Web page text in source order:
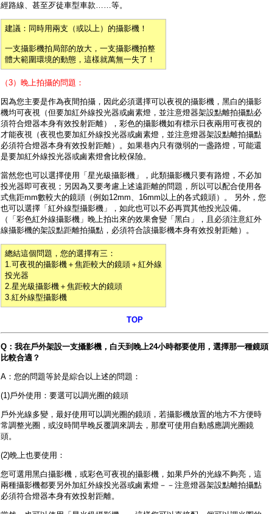
經路線、甚至歹徒車型車款……等。
建議：同時用兩支（或以上）的攝影機！
一支攝影機拍局部的放大，一支攝影機拍整
體大範圍環境的動態，這樣就萬無一失了！
（3）晚上拍攝的問題：
因為您主要是作為夜間拍攝，因此必須選擇可以夜視的攝影機，黑白的攝影
機均可夜視（但要加紅外線投光器或鹵素燈 ，並注意燈器架設點離拍攝點必
須符合燈器本身有效投射距離），彩色的攝影機如有標示日夜兩用可夜視的
才能夜視（夜視也要加紅外線投光器或鹵素燈 ，並注意燈器架設點離拍攝點
必須符合燈器本身有效投射距離）。如果巷內只有微弱的一盏路燈，可能還
是要加紅外線投光器或鹵素燈會比較保險。
當然您也可以選擇使用「 星光級攝影機 」，此類攝影機只要有路燈，不必加
投光器即可夜視；另因為又要考慮上述遠距離的問題，所以可以配合使用各
式焦距mm數較大的鏡頭（例如12mm、16mm以上的各式鏡頭）。 另外，您
也可以選擇「 紅外線型攝影機 」，如此也可以不必再買其他投光設備。
（「彩色紅外線攝影機」晚上拍出來的效果會變「黑白」，且必須注意紅外
線攝影機的架設點距離拍攝點，必須符合該攝影機本身有效投射距離）。
總結這個問題，您的選擇有三：
1.可夜視的攝影機＋焦距較大的鏡頭＋紅外線
投光器
2.星光級攝影機＋焦距較大的鏡頭
3.紅外線型攝影機
TOP
Q：我在戶外架設一支攝影機，白天到晚上24小時都要使用，選擇那一種鏡頭
比較合適？
A：您的問題等於是綜合以上述的問題：
(1)戶外使用：要選可以調光圈的鏡頭
戶外光線多變，最好使用可以調光圈的鏡頭，若攝影機放置的地方不方便時
常調整光圈，或沒時間早晚反覆調來調去，那麼可使用 自動感應調光圈鏡
頭。
(2)晩上也要使用：
您可選用黑白攝影機，或彩色可夜視的攝影機，如果戶外的光線不夠亮，這
兩種攝影機都要另外加紅外線投光器或鹵素燈 －－注意燈器架設點離拍攝點
必須符合燈器本身有效投射距離。